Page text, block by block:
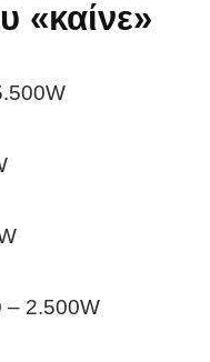
«καίνε»
– 2.500W